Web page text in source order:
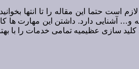
است حتما این مقاله را تا انتها
آشنایی دارد. داشتن این مهارت ها
سازی عظیمیه تمامی خدمات را با